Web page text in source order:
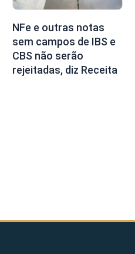
NFe e outras notas
sem campos de IBS e
CBS não serão
rejeitadas, diz Receita